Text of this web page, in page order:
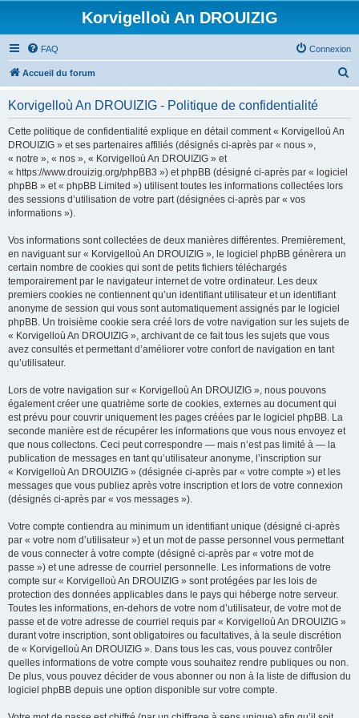
Korvigelloù An DROUIZIG
FAQ Connexion
Accueil du forum
Korvigelloù An DROUIZIG - Politique de confidentialité
Cette politique de confidentialité explique en détail comment « Korvigelloù An
DROUIZIG » et ses partenaires affiliés (désignés ci-après par « nous »,
« notre », « nos », « Korvigelloù An DROUIZIG » et
« https://www.drouizig.org/phpBB3 ») et phpBB (désigné ci-après par « logiciel
phpBB » et « phpBB Limited ») utilisent toutes les informations collectées lors
des sessions d’utilisation de votre part (désignées ci-après par « vos
informations »).
Vos informations sont collectées de deux manières différentes. Premièrement,
en naviguant sur « Korvigelloù An DROUIZIG », le logiciel phpBB génèrera un
certain nombre de cookies qui sont de petits fichiers téléchargés
temporairement par le navigateur internet de votre ordinateur. Les deux
premiers cookies ne contiennent qu’un identifiant utilisateur et un identifiant
anonyme de session qui vous sont automatiquement assignés par le logiciel
phpBB. Un troisième cookie sera créé lors de votre navigation sur les sujets de
« Korvigelloù An DROUIZIG », archivant de ce fait tous les sujets que vous
avez consultés et permettant d’améliorer votre confort de navigation en tant
qu’utilisateur.
Lors de votre navigation sur « Korvigelloù An DROUIZIG », nous pouvons
également créer une quatrième sorte de cookies, externes au document qui
est prévu pour couvrir uniquement les pages créées par le logiciel phpBB. La
seconde manière est de récupérer les informations que vous nous envoyez et
que nous collectons. Ceci peut correspondre — mais n’est pas limité à — la
publication de messages en tant qu’utilisateur anonyme, l’inscription sur
« Korvigelloù An DROUIZIG » (désignée ci-après par « votre compte ») et les
messages que vous publiez après votre inscription et lors de votre connexion
(désignés ci-après par « vos messages »).
Votre compte contiendra au minimum un identifiant unique (désigné ci-après
par « votre nom d’utilisateur ») et un mot de passe personnel vous permettant
de vous connecter à votre compte (désigné ci-après par « votre mot de
passe ») et une adresse de courriel personnelle. Les informations de votre
compte sur « Korvigelloù An DROUIZIG » sont protégées par les lois de
protection des données applicables dans le pays qui héberge notre serveur.
Toutes les informations, en-dehors de votre nom d’utilisateur, de votre mot de
passe et de votre adresse de courriel requis par « Korvigelloù An DROUIZIG »
durant votre inscription, sont obligatoires ou facultatives, à la seule discrétion
de « Korvigelloù An DROUIZIG ». Dans tous les cas, vous pouvez contrôler
quelles informations de votre compte vous souhaitez rendre publiques ou non.
De plus, vous pouvez décider de vous abonner ou non à la liste de diffusion du
logiciel phpBB depuis une option disponible sur votre compte.